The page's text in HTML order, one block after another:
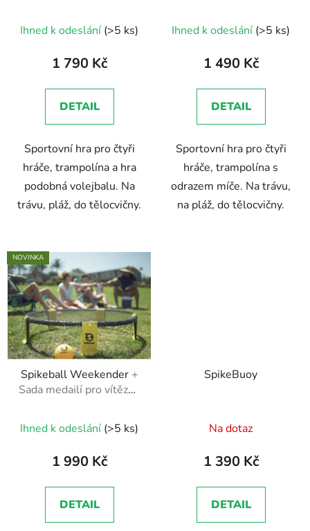
hodnocení
produktu
5,0
z
hvězdiček.
Ihned k odeslání (>5 ks)
1 790 Kč
DETAIL
Sportovní hra pro čtyři
hráče, trampolína a hra
podobná volejbalu. Na
trávu, pláž, do tělocvičny.
Ihned k odeslání (>5 ks)
1 490 Kč
DETAIL
Sportovní hra pro čtyři
hráče, trampolína s
odrazem míče. Na trávu,
na pláž, do tělocvičny.
NOVINKA
Spikeball Weekender +
Sada medailí pro vítězný
hodnocení
produktu
5,0
z
Ihned k odeslání (>5 ks)
1 990 Kč
DETAIL
SpikeBuoy
Na dotaz
1 390 Kč
DETAIL